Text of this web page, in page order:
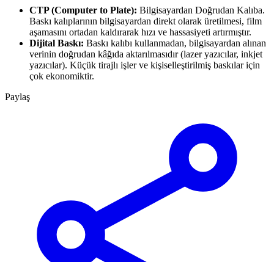
CTP (Computer to Plate): Bilgisayardan Doğrudan Kalıba.
Baskı kalıplarının bilgisayardan direkt olarak üretilmesi, film
aşamasını ortadan kaldırarak hızı ve hassasiyeti artırmıştır.
Dijital Baskı: Baskı kalıbı kullanmadan, bilgisayardan alınan
verinin doğrudan kâğıda aktarılmasıdır (lazer yazıcılar, inkjet
yazıcılar). Küçük tirajlı işler ve kişiselleştirilmiş baskılar için
çok ekonomiktir.
Paylaş